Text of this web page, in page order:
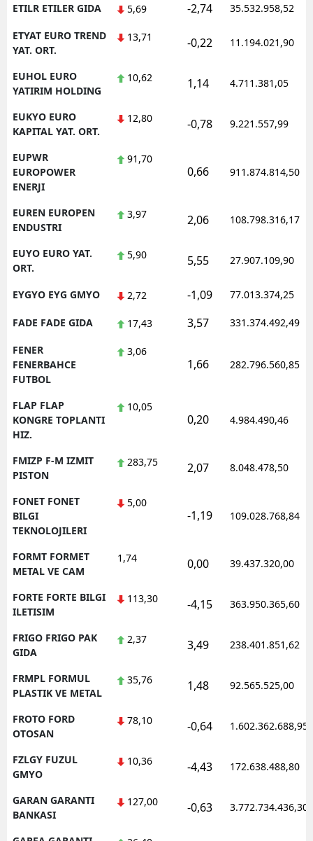
ETILR ETILER GIDA 5,69 -2,74 35.532.958,52
ETYAT EURO TREND
YAT. ORT.
13,71 -0,22 11.194.021,90
EUHOL EURO
YATIRIM HOLDING
10,62 1,14 4.711.381,05
EUKYO EURO
KAPITAL YAT. ORT.
12,80 -0,78 9.221.557,99
EUPWR
EUROPOWER
ENERJI
91,70
0,66 911.874.814,50
EUREN EUROPEN
ENDUSTRI
3,97 2,06 108.798.316,17
EUYO EURO YAT.
ORT.
5,90 5,55 27.907.109,90
EYGYO EYG GMYO 2,72 -1,09 77.013.374,25
FADE FADE GIDA 17,43 3,57 331.374.492,49
FENER
FENERBAHCE
FUTBOL
3,06
1,66 282.796.560,85
FLAP FLAP
KONGRE TOPLANTI
HIZ.
10,05
0,20 4.984.490,46
FMIZP F-M IZMIT
PISTON
283,75 2,07 8.048.478,50
FONET FONET
BILGI
TEKNOLOJILERI
5,00
-1,19 109.028.768,84
FORMT FORMET
METAL VE CAM
1,74 0,00 39.437.320,00
FORTE FORTE BILGI
ILETISIM
113,30 -4,15 363.950.365,60
FRIGO FRIGO PAK
GIDA
2,37 3,49 238.401.851,62
FRMPL FORMUL
PLASTIK VE METAL
35,76 1,48 92.565.525,00
FROTO FORD
OTOSAN
78,10 -0,64 1.602.362.688,95
FZLGY FUZUL
GMYO
10,36 -4,43 172.638.488,80
GARAN GARANTI
BANKASI
127,00 -0,63 3.772.734.436,30